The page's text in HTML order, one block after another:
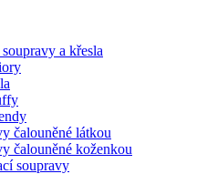
soupravy a křesla
čalouněné látkou
čalouněné koženkou
soupravy